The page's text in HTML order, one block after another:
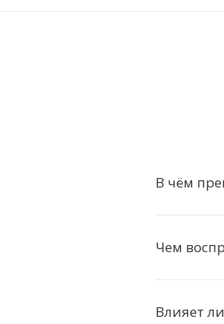
В чём
Чем
Влияет